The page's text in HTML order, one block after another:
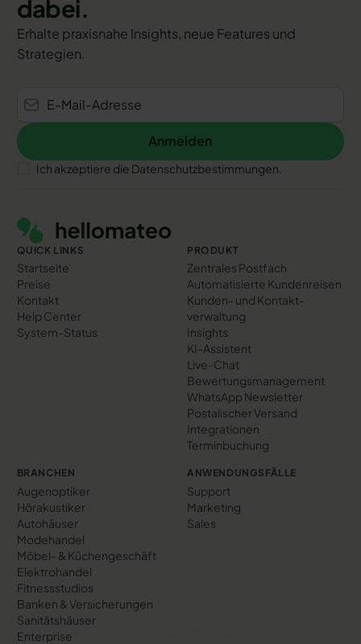
dabei.
Erhalte praxisnahe Insights, neue Features und
Strategien.
Anmelden
Anmelden
Ich akzeptiere die Datenschutzbestimmungen.
QUICK LINKS
Startseite
Preise
Kontakt
Help Center
System-Status
PRODUKT
Zentrales Postfach
Automatisierte Kundenreisen
Kunden- und Kontakt­
verwaltung
Insights
KI-Assistent
Live-Chat
Bewertungs­management
WhatsApp Newsletter
Postalischer Versand
Integrationen
Terminbuchung
BRANCHEN
Augenoptiker
Hörakustiker
Autohäuser
Modehandel
Möbel- & Küchengeschäft
Elektrohandel
Fitnessstudios
Banken & Versicherungen
Sanitätshäuser
Enterprise
ANWENDUNGSFÄLLE
Support
Marketing
Sales